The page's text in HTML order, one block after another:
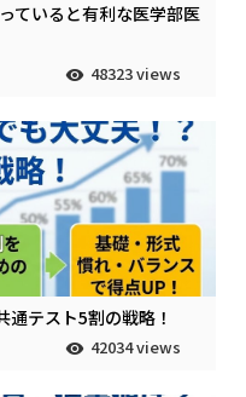
ていると有利な医学部医
48323 views
テスト5割の戦略！
42034 views